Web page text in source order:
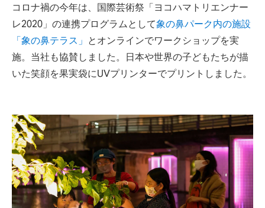
コロナ禍の今年は、国際芸術祭「ヨコハマトリエンナー
レ2020」の連携プログラムとして象の鼻パーク内の施設
「象の鼻テラス」 とオンラインでワークショップを実
施。当社も協賛しました。日本や世界の子どもたちが描
いた笑顔を果実袋にUVプリンターでプリントしました。